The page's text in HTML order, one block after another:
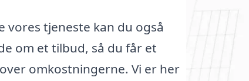
vores tjeneste kan du også
om et tilbud, så du får et
omkostningerne. Vi er her